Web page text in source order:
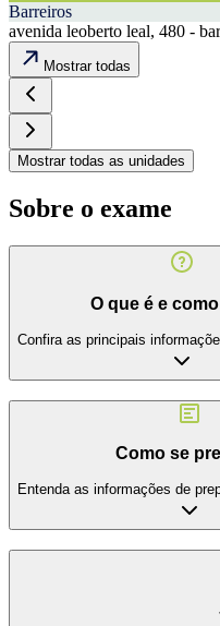
Barreiros
avenida leoberto leal, 480 -
Mostrar todas
Mostrar todas as unidades
Sobre o exame
O que é e
Confira as principais
Como se
Entenda as informações de